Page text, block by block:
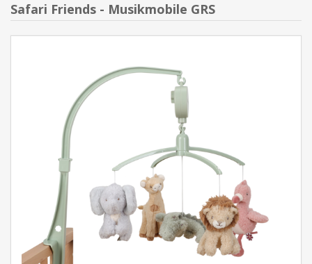
Safari Friends - Musikmobile GRS